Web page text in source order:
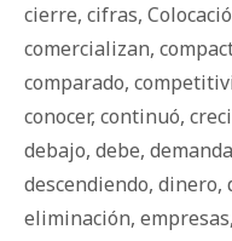
cierre, cifras,
comercializan,
comparado,
conocer, continuó,
debajo, debe, demanda
descendiendo, dinero,
eliminación, empresas,